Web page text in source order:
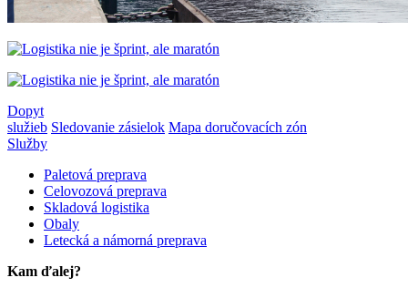
Dopyt
služieb Sledovanie zásielok Mapa doručovacích zón
Služby
Paletová preprava
Celovozová preprava
Skladová logistika
Obaly
Letecká a námorná preprava
Kam ďalej?